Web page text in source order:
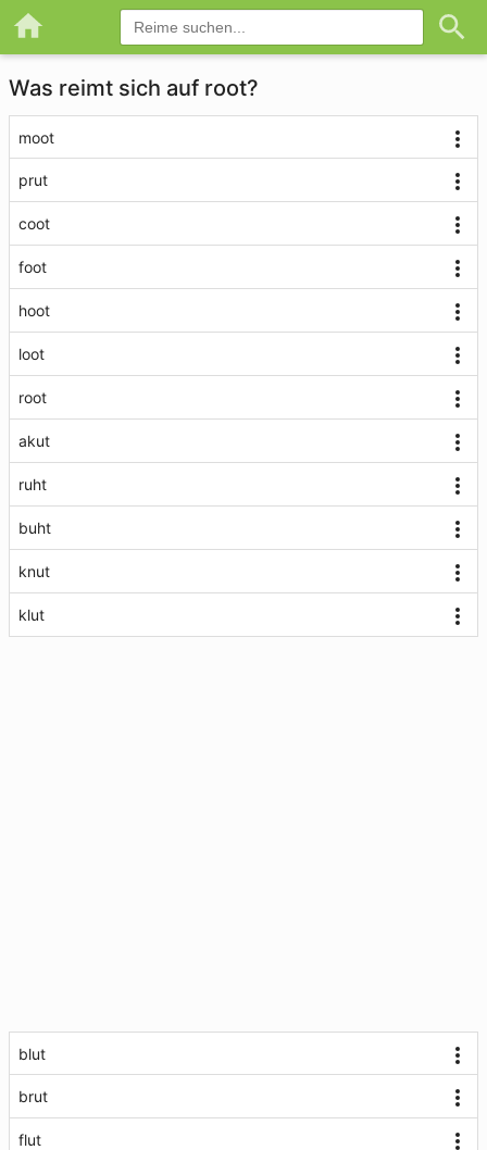
Was reimt sich auf root?
moot
prut
coot
foot
hoot
loot
root
akut
ruht
buht
knut
klut
blut
brut
flut